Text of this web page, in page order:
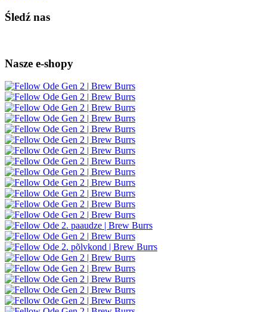
Śledź nas
Nasze e-shopy